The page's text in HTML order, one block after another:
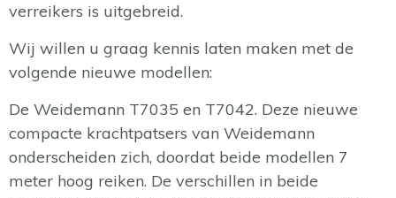
verreikers is uitgebreid.
Wij willen u graag kennis laten maken met de
volgende nieuwe modellen:
De Weidemann T7035 en T7042. Deze nieuwe
compacte krachtpatsers van Weidemann
onderscheiden zich, doordat beide modellen 7
meter hoog reiken. De verschillen in beide